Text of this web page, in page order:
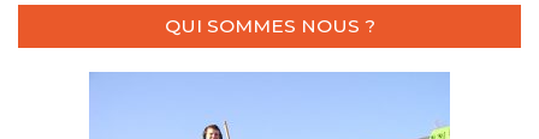
QUI SOMMES NOUS ?